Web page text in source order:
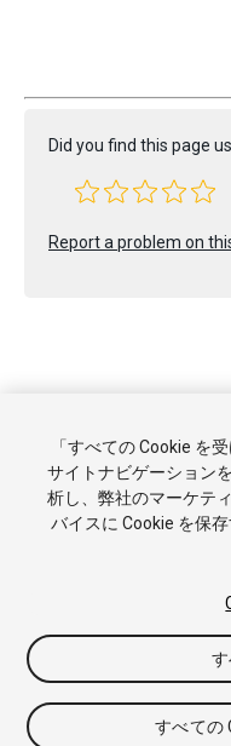
Did you find this page
Report a problem on
チュートリアル
Answers
トストア
商標と利用規約
ッキー
私の個人情報を販
Cookie 優先設定
「すべての Cookie を
サイトナビゲーション
析し、弊社のマーケテ
バイスに Cookie を保
すべての